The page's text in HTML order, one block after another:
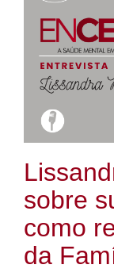
sobre
como
da